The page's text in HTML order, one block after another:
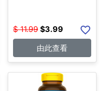
$ 11.99 $3.99
由此查看